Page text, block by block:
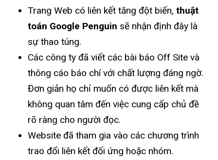
Trang Web có liên kết tăng đột biến, thuật
toán Google Penguin sẽ nhận định đây là
sự thao túng.
Các công ty đã viết các bài báo Off Site và
thông cáo báo chí với chất lượng đáng ngờ.
Đơn giản họ chỉ muốn có được liên kết mà
không quan tâm đến việc cung cấp chủ đề
rõ ràng cho người đọc.
Website đã tham gia vào các chương trình
trao đổi liên kết đối ứng hoặc nhóm.